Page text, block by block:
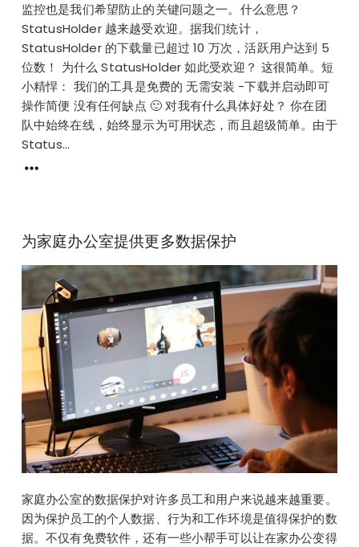
监控也是我们希望防止的关键问题之一。什么意思？
StatusHolder 越来越受欢迎。据我们统计，
StatusHolder 的下载量已超过 10 万次，活跃用户达到 5
位数！ 为什么 StatusHolder 如此受欢迎？ 这很简单。短
小精悍： 我们的工具是免费的 无需安装 -下载并启动即可
操作简便 没有任何缺点 🙂 对我有什么具体好处？ 你在团
队中始终在线，始终显示为可用状态，而且超级简单。由于
Status...
为家庭办公室提供更多数据保护
家庭办公室的数据保护对许多员工和用户来说越来越重要。
因为保护员工的个人数据、行为和工作环境是值得保护的数
据。不仅有免费软件，还有一些小帮手可以让在家办公变得